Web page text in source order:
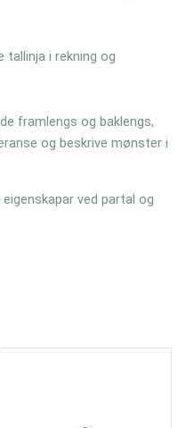
tallinja i rekning og
framlengs og baklengs,
og beskrive mønster i
ved partal og